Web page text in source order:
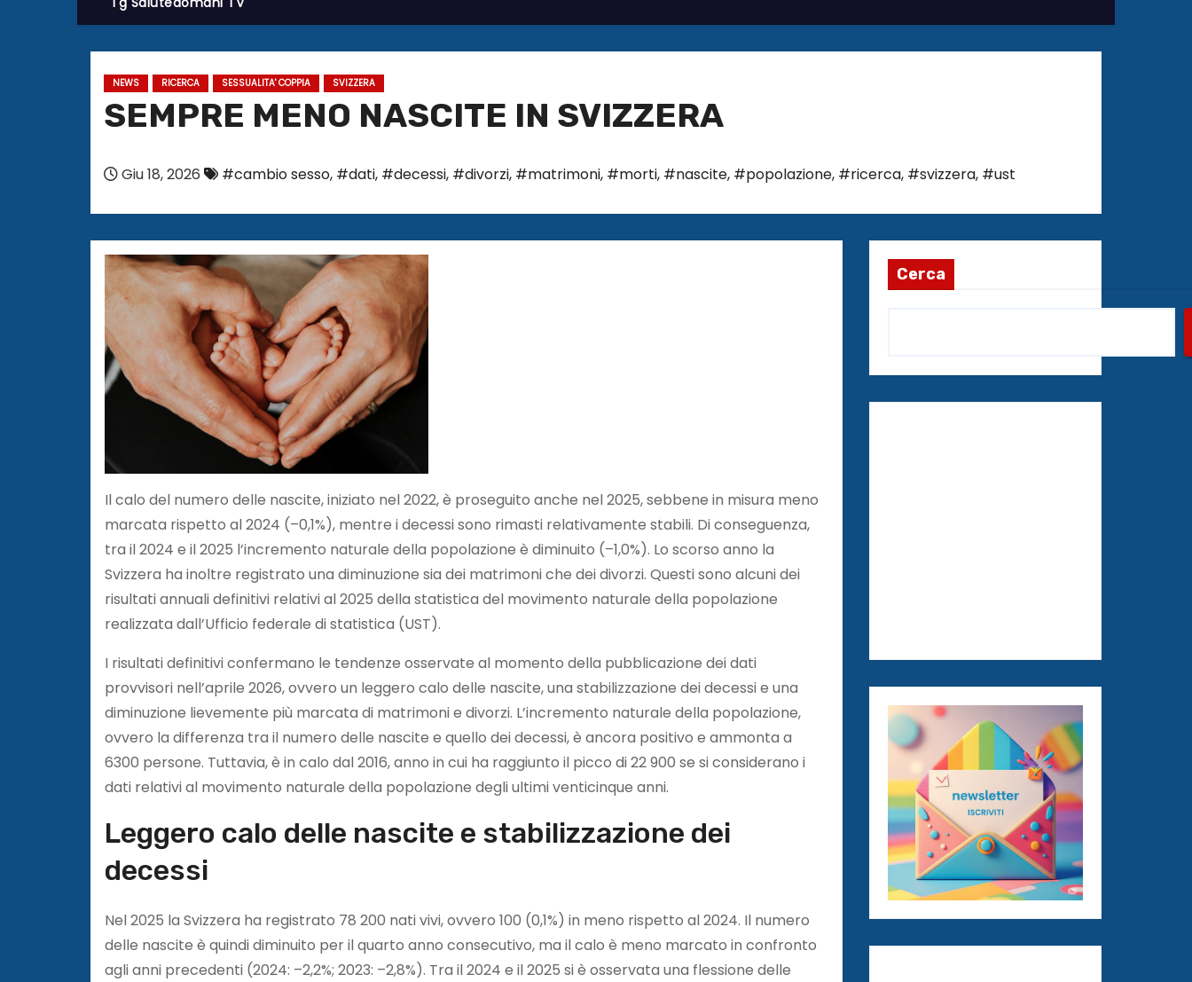
NEWS RICERCA SESSUALITA' COPPIA SVIZZERA
SEMPRE MENO NASCITE IN SVIZZERA
Giu 18, 2026 #cambio sesso, #dati, #decessi, #divorzi, #matrimoni, #morti, #nascite, #popolazione, #ricerca, #svizzera, #ust
Il calo del numero delle nascite, iniziato nel 2022, è proseguito anche nel 2025, sebbene in misura meno
marcata rispetto al 2024 (–0,1%), mentre i decessi sono rimasti relativamente stabili. Di conseguenza,
tra il 2024 e il 2025 l’incremento naturale della popolazione è diminuito (–1,0%). Lo scorso anno la
Svizzera ha inoltre registrato una diminuzione sia dei matrimoni che dei divorzi. Questi sono alcuni dei
risultati annuali definitivi relativi al 2025 della statistica del movimento naturale della popolazione
realizzata dall’Ufficio federale di statistica (UST).
I risultati definitivi confermano le tendenze osservate al momento della pubblicazione dei dati
provvisori nell’aprile 2026, ovvero un leggero calo delle nascite, una stabilizzazione dei decessi e una
diminuzione lievemente più marcata di matrimoni e divorzi. L’incremento naturale della popolazione,
ovvero la differenza tra il numero delle nascite e quello dei decessi, è ancora positivo e ammonta a
6300 persone. Tuttavia, è in calo dal 2016, anno in cui ha raggiunto il picco di 22 900 se si considerano i
dati relativi al movimento naturale della popolazione degli ultimi venticinque anni.
Leggero calo delle nascite e stabilizzazione dei
decessi
Nel 2025 la Svizzera ha registrato 78 200 nati vivi, ovvero 100 (0,1%) in meno rispetto al 2024. Il numero
delle nascite è quindi diminuito per il quarto anno consecutivo, ma il calo è meno marcato in confronto
agli anni precedenti (2024: –2,2%; 2023: –2,8%). Tra il 2024 e il 2025 si è osservata una flessione delle
Cerca